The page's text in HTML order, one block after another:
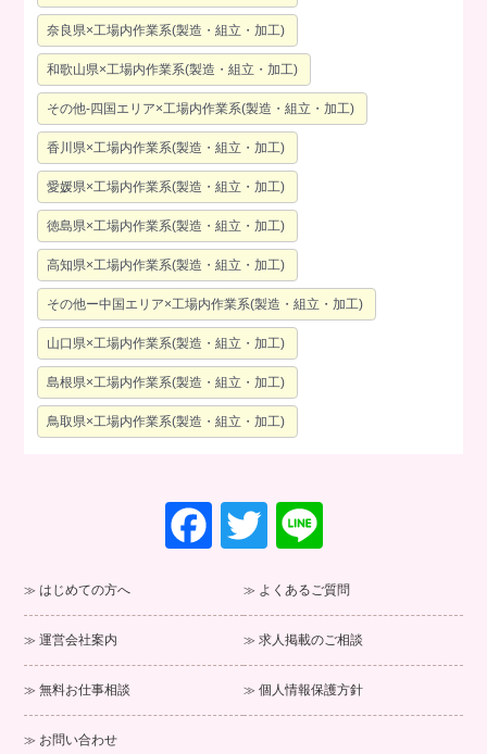
奈良県×工場内作業系(製造・組立・加工)
和歌山県×工場内作業系(製造・組立・加工)
その他-四国エリア×工場内作業系(製造・組立・加工)
香川県×工場内作業系(製造・組立・加工)
愛媛県×工場内作業系(製造・組立・加工)
徳島県×工場内作業系(製造・組立・加工)
高知県×工場内作業系(製造・組立・加工)
その他ー中国エリア×工場内作業系(製造・組立・加工)
山口県×工場内作業系(製造・組立・加工)
島根県×工場内作業系(製造・組立・加工)
鳥取県×工場内作業系(製造・組立・加工)
F
a
e
b
o
T
wi
tt
er
e
はじめての方へ よくあるご質問
運営会社案内 求人掲載のご相談
無料お仕事相談 個人情報保護方針
お問い合わせ